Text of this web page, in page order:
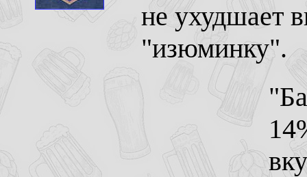
не ухудшает
"изюминку".